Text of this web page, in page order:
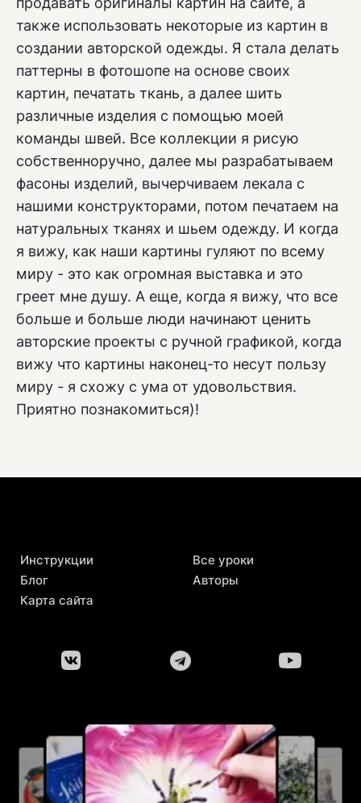
также использовать некоторые из картин в
создании авторской одежды. Я стала делать
паттерны в фотошопе на основе своих
картин, печатать ткань, а далее шить
различные изделия с помощью моей
команды швей. Все коллекции я рисую
собственноручно, далее мы разрабатываем
фасоны изделий, вычерчиваем лекала с
нашими конструкторами, потом печатаем на
натуральных тканях и шьем одежду. И когда
я вижу, как наши картины гуляют по всему
миру - это как огромная выставка и это
греет мне душу. А еще, когда я вижу, что все
больше и больше люди начинают ценить
авторские проекты с ручной графикой, когда
вижу что картины наконец-то несут пользу
миру - я схожу с ума от удовольствия.
Приятно познакомиться)!
Инструкции
Блог
Карта сайта
Все уроки
Авторы